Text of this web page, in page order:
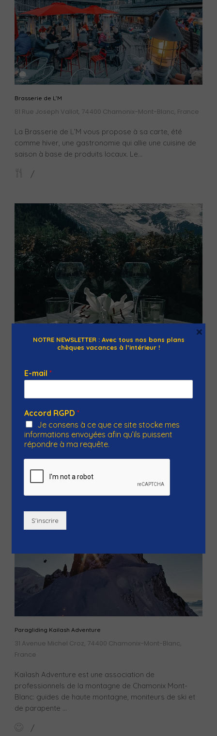
Brasserie de L’M
81 Rue Joseph Vallot, 74400 Chamonix-Mont-Blanc, France
La Brasserie de L’M vous propose à sa carte, été
comme hiver, une gastronomie qui allie une cuisine de
saison à base de produits locaux. Le...
25 Place du Poilu, 74400 Chamonix-Mont-Blanc, France
appréciée dans tout Chamonix pour sa cuisine
généreuse et copieuse. Dans ce...
Paragliding Kailash Adventure
31 Avenue Michel Croz, 74400 Chamonix-Mont-Blanc,
France
Kaïlash Adventure est une association de
professionnels de la montagne de Chamonix Mont-
Blanc: guides de haute montagne, moniteurs de ski et
de parapente ...
NOTRE NEWSLETTER : Avec tous nos bons plans
chèques vacances à l’intérieur !
E-mail *
Accord RGPD *
Je consens à ce que ce site stocke mes
informations envoyées afin qu’ils puissent
répondre à ma requête.
S'inscrire
×